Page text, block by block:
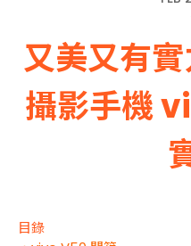
又美又有
攝影手機
目錄